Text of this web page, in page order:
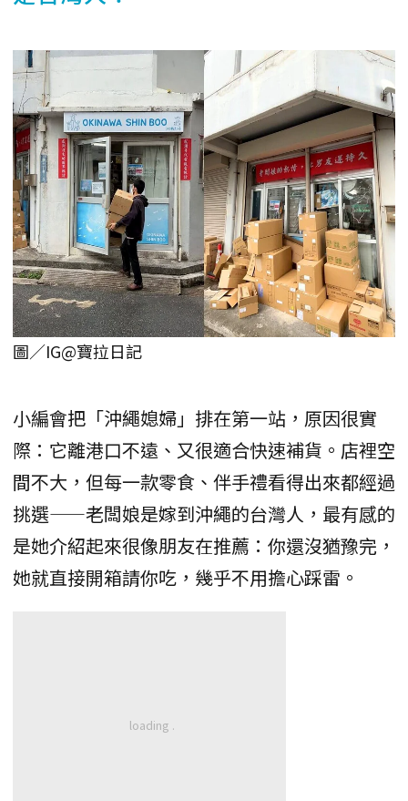
圖／IG@寶拉日記
小編會把「沖繩媳婦」排在第一站，原因很實
際：它離港口不遠、又很適合快速補貨。店裡空
間不大，但每一款零食、伴手禮看得出來都經過
挑選——老闆娘是嫁到沖繩的台灣人，最有感的
是她介紹起來很像朋友在推薦：你還沒猶豫完，
她就直接開箱請你吃，幾乎不用擔心踩雷。